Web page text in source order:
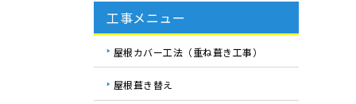
工事メニュー
屋根カバー工法（重ね葺き工事）
屋根葺き替え